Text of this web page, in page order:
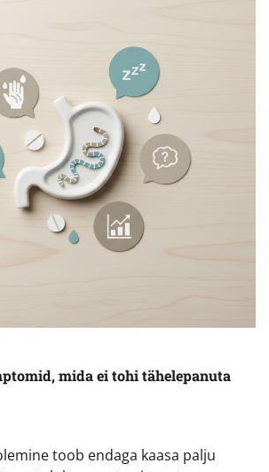
mida ei tohi tähelepanuta
toob endaga kaasa palju